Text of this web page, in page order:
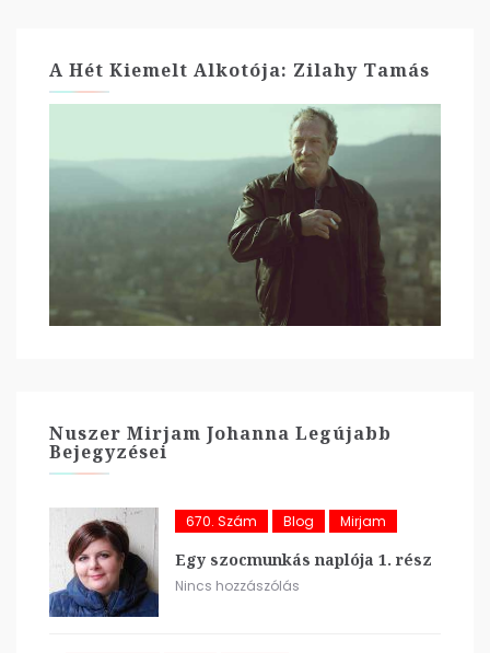
A Hét Kiemelt Alkotója: Zilahy Tamás
Nuszer Mirjam Johanna Legújabb
Bejegyzései
670. Szám Blog Mirjam
Egy szocmunkás naplója 1. rész
Nincs hozzászólás